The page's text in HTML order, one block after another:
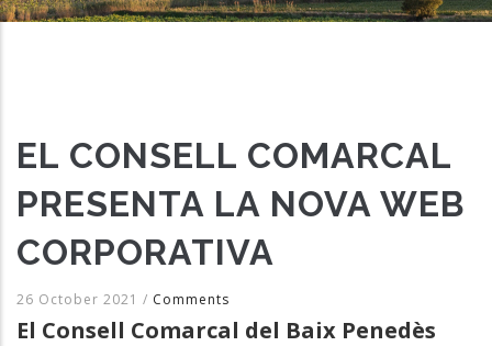
EL CONSELL COMARCAL
PRESENTA LA NOVA WEB
CORPORATIVA
26 October 2021 / Comments
El Consell Comarcal del Baix Penedès